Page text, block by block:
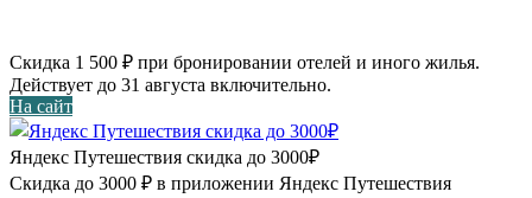
Скидка 1 500 ₽ при бронировании отелей и иного жилья.
Действует до 31 августа включительно.
На сайт
Яндекс Путешествия скидка до 3000₽
Скидка до 3000 ₽ в приложении Яндекс Путешествия